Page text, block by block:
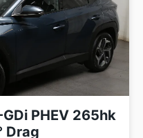
PHEV 265hk
Drag